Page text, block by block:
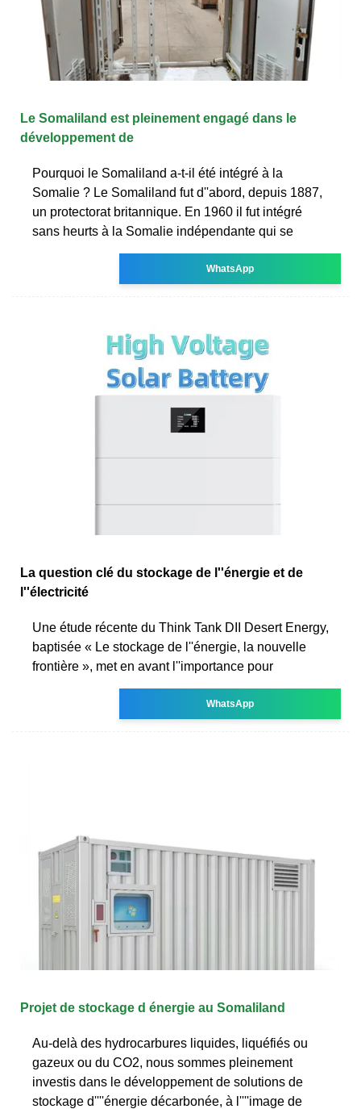
Le Somaliland est pleinement engagé dans le
développement de
Pourquoi le Somaliland a-t-il été intégré à la
Somalie ? Le Somaliland fut d''abord, depuis 1887,
un protectorat britannique. En 1960 il fut intégré
sans heurts à la Somalie indépendante qui se
WhatsApp
La question clé du stockage de l''énergie et de
l''électricité
Une étude récente du Think Tank DII Desert Energy,
baptisée « Le stockage de l''énergie, la nouvelle
frontière », met en avant l''importance pour
WhatsApp
Projet de stockage d énergie au Somaliland
Au-delà des hydrocarbures liquides, liquéfiés ou
gazeux ou du CO2, nous sommes pleinement
investis dans le développement de solutions de
stockage d''''énergie décarbonée, à l''''image de